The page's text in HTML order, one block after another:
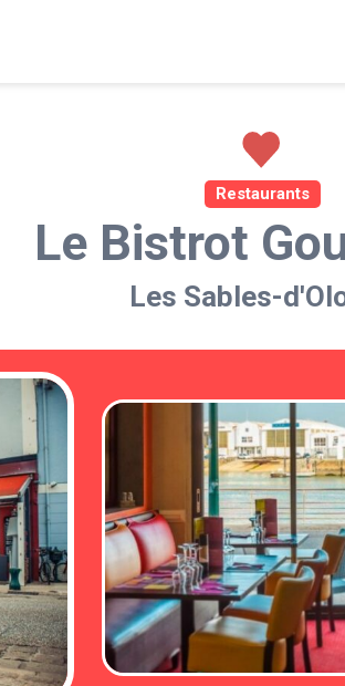
Restaurants
Le Bistrot
Les Sables-